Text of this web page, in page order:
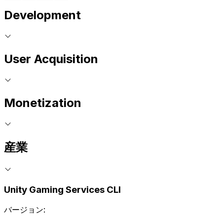
Development
User Acquisition
Monetization
産業
Unity Gaming Services CLI
バージョン: